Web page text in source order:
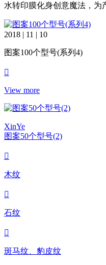
水转印膜化身创意魔法，为
2018 | 11 | 10
图案100个型号(系列4)
View more
XinYe
图案50个型号(2)
木纹
石纹
斑马纹、豹皮纹